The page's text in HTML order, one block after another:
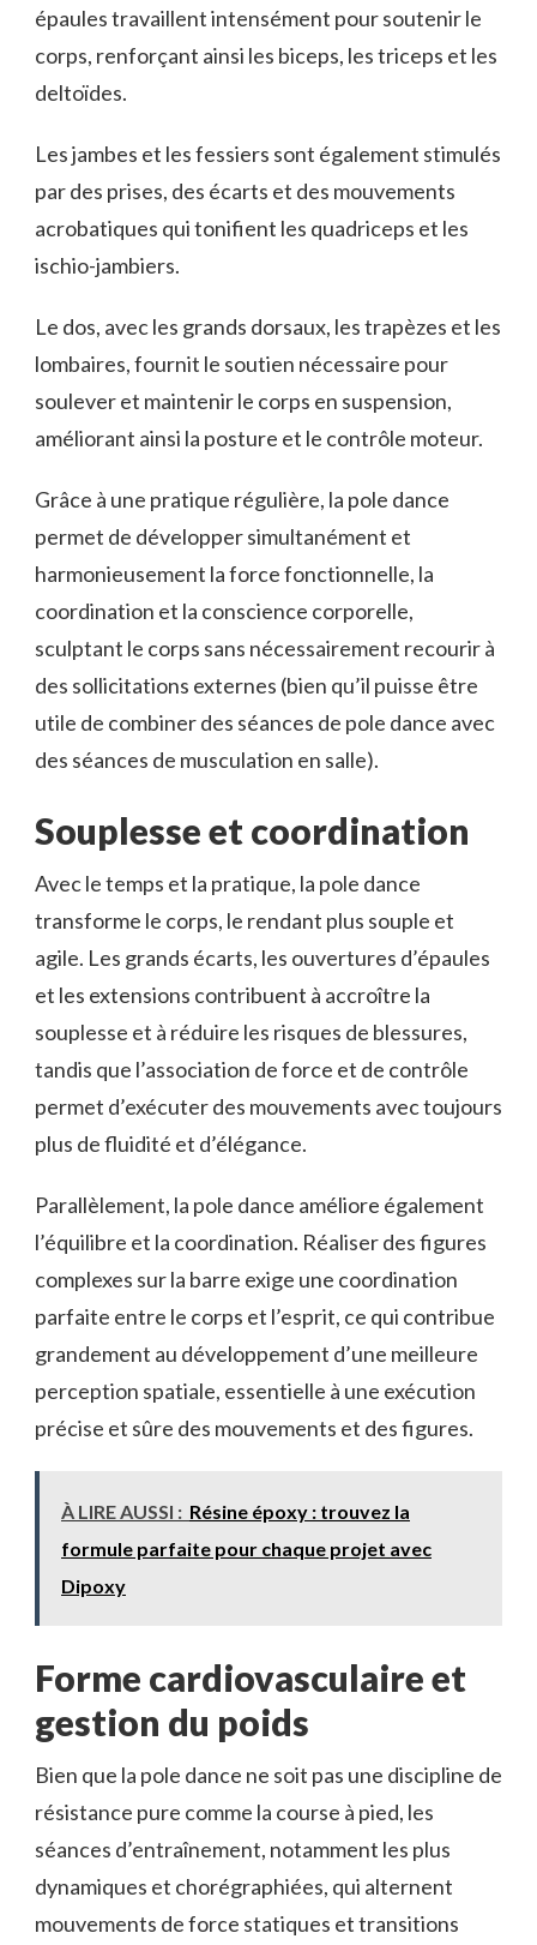
épaules travaillent intensément pour soutenir le
corps, renforçant ainsi les biceps, les triceps et les
deltoïdes.
Les jambes et les fessiers sont également stimulés
par des prises, des écarts et des mouvements
acrobatiques qui tonifient les quadriceps et les
ischio-jambiers.
Le dos, avec les grands dorsaux, les trapèzes et les
lombaires, fournit le soutien nécessaire pour
soulever et maintenir le corps en suspension,
améliorant ainsi la posture et le contrôle moteur.
Grâce à une pratique régulière, la pole dance
permet de développer simultanément et
harmonieusement la force fonctionnelle, la
coordination et la conscience corporelle,
sculptant le corps sans nécessairement recourir à
des sollicitations externes (bien qu’il puisse être
utile de combiner des séances de pole dance avec
des séances de musculation en salle).
Souplesse et coordination
Avec le temps et la pratique, la pole dance
transforme le corps, le rendant plus souple et
agile. Les grands écarts, les ouvertures d’épaules
et les extensions contribuent à accroître la
souplesse et à réduire les risques de blessures,
tandis que l’association de force et de contrôle
permet d’exécuter des mouvements avec toujours
plus de fluidité et d’élégance.
Parallèlement, la pole dance améliore également
l’équilibre et la coordination. Réaliser des figures
complexes sur la barre exige une coordination
parfaite entre le corps et l’esprit, ce qui contribue
grandement au développement d’une meilleure
perception spatiale, essentielle à une exécution
précise et sûre des mouvements et des figures.
À LIRE AUSSI : Résine époxy : trouvez la
formule parfaite pour chaque projet avec
Dipoxy
Forme cardiovasculaire et
gestion du poids
Bien que la pole dance ne soit pas une discipline de
résistance pure comme la course à pied, les
séances d’entraînement, notamment les plus
dynamiques et chorégraphiées, qui alternent
mouvements de force statiques et transitions